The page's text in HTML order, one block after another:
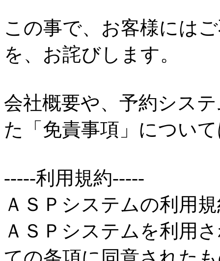
この事で、お客様には
を、お詫びします。
会社概要や、予約シス
た「免責事項」につい
-----利用規約-----
ＡＳＰシステムの利用
ＡＳＰシステムを利用